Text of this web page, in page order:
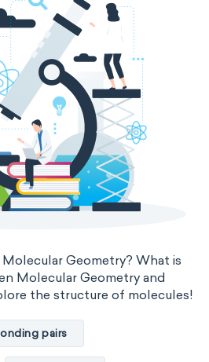
Table
Aufbau principle
Geometry? What is
Molecular Geometry and
the structure of molecules!
pairs